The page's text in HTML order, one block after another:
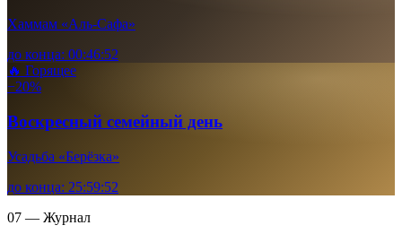
Хаммам «Аль-Сафа»
до конца: 00:46:51
🔥 Горящее
−20%
Воскресный семейный день
Усадьба «Берёзка»
до конца: 25:59:51
07 — Журнал